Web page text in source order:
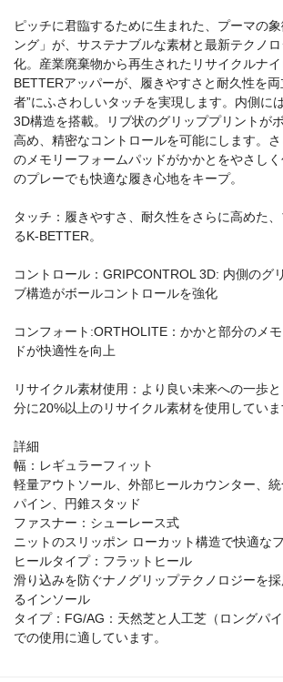
ピッチに君臨するために生まれた、プーマの
ング」が、サステナブルな素材と最新テクノ
化。産業廃棄物から再生されたリサイクルナ
BETTERアッパーが、履きやすさと耐久性を両
者”にふさわしいタッチを実現します。内側に
3D構造を搭載。リブ状のグリッププリントが
高め、精密なコントロールを可能にします。
のメモリーフォームパッドがかかとをやさし
のプレーでも快適な履き心地をキープ。
タッチ：履きやすさ、耐久性をさらに高めた
るK-BETTER。
コントロール：GRIPCONTROL 3D: 内側のグ
ブ構造がボールコントロールを強化
コンフォート:ORTHOLITE：かかと部分のメ
ドが快適性を向上
リサイクル素材使用：より良い未来への一歩
分に20%以上のリサイクル素材を使用していま
詳細
幅：レギュラーフィット
軽量アウトソール、外部ヒールカウンター、
パイン、円錐スタッド
ファスナー：シューレース式
ニットのスリッポン ローカット構造で快適な
ヒールタイプ：フラットヒール
滑り込みを防ぐナノグリップテクノロジーを
るインソール
タイプ：FG/AG：天然芝と人工芝（ロングパ
での使用に適しています。